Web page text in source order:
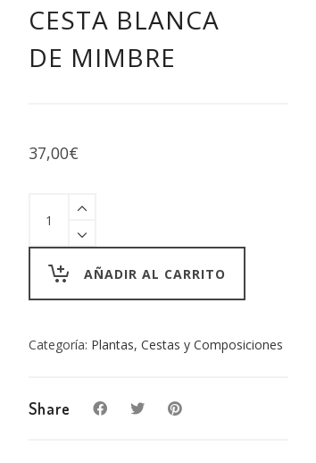
CESTA BLANCA
DE MIMBRE
37,00€
BLANCA
MIMBRE
quantity
AÑADIR AL CARRITO
Categoría: Plantas, Cestas y Composiciones
Share